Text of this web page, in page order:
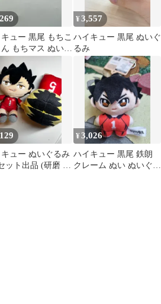
ュー 黒尾 もちこ
ん もちマス ぬい
¥3,557
ハイキュー 黒尾 ぬいぐ
るみ
ュー ぬいぐるみ
ット出品 (研磨 黒
¥3,026
ハイキュー 黒尾 鉄朗
クレーム ぬい ぬいぐる